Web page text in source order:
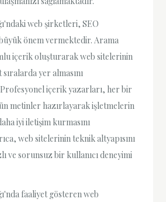
web şirketleri, SEO
önem vermektedir. Arama
içerik oluşturarak web sitelerinin
yer almasını
içerik yazarları, her bir
metinler hazırlayarak işletmelerin
iyi iletişim kurmasını
web sitelerinin teknik altyapısını
ve sorunsuz bir kullanıcı deneyimi
faaliyet gösteren web